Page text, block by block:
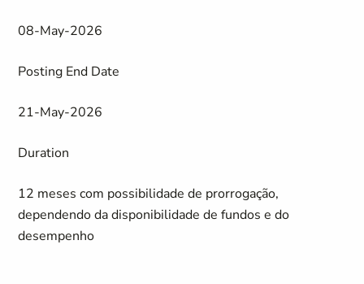
08-May-2026
Posting End Date
21-May-2026
Duration
12 meses com possibilidade de prorrogação,
dependendo da disponibilidade de fundos e do
desempenho